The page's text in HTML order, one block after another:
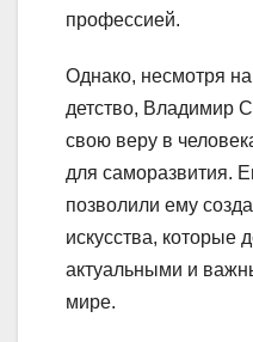
профессией.
Однако, несмотря
детство, Владимир
свою веру в
для саморазвития.
позволили ему
искусства, которые
актуальными и
мире.